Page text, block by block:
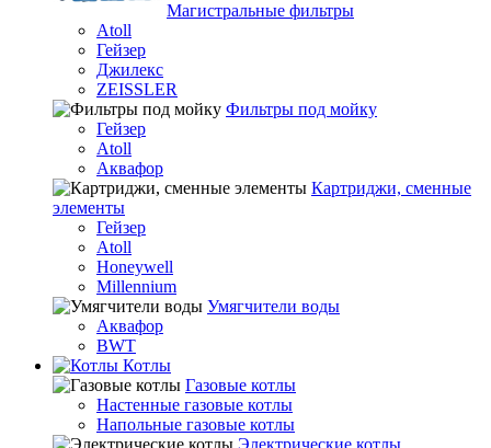
Магистральные фильтры
Atoll
Гейзер
Джилекс
ZEISSLER
Фильтры под мойку
Гейзер
Atoll
Аквафор
Картриджи, сменные
элементы
Гейзер
Atoll
Honeywell
Millennium
Умягчители воды
Аквафор
BWT
Котлы
Гaзовые котлы
Настенные газовые котлы
Напольные газовые котлы
Электрические котлы